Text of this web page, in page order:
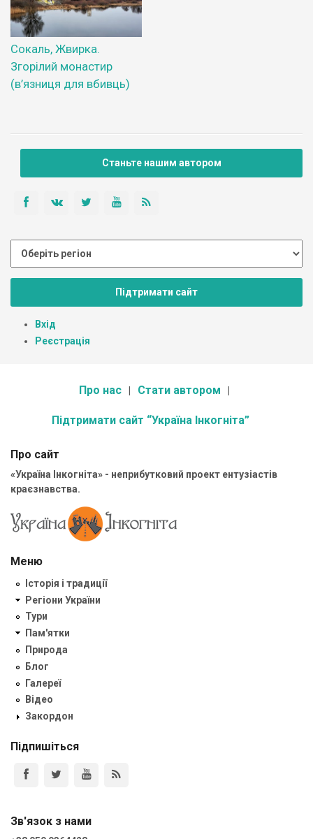
Сокаль, Жвирка.
Згорілий монастир
(в’язниця для вбивць)
Станьте нашим автором
Підтримати сайт
Вхід
Реєстрація
Про нас Стати автором
Підтримати сайт “Україна Інкогніта”
Про сайт
«Україна Інкогніта» - неприбутковий проект ентузіастів
краєзнавства.
Меню
Історія і традиції
Регіони України
Тури
Пам'ятки
Природа
Блог
Галереї
Відео
Закордон
Підпишіться
Зв'язок з нами